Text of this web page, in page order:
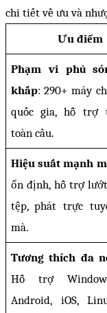
chi tiết về ưu và
Ưu điểm
Phạm vi phủ
khắp: 290+ máy
quốc gia, hỗ trợ
toàn cầu.
Hiệu suất mạnh
ổn định, hỗ trợ
tệp, phát trực
mà.
Tương thích đa
Hỗ trợ
Android, iOS,